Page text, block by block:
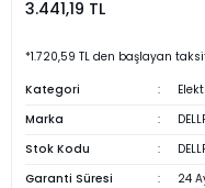
3.441,19 TL
*1.720,59 TL den başlayan
Kategori
Marka
Stok Kodu
Garanti Süresi
24